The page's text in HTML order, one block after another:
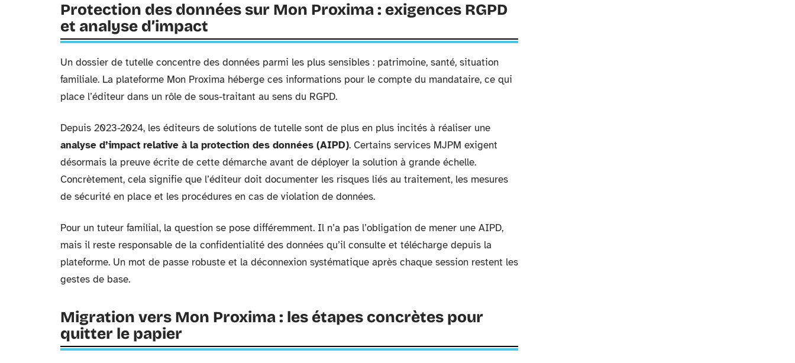
Protection des données sur Mon Proxima : exigences RGPD
et analyse d’impact
Un dossier de tutelle concentre des données parmi les plus sensibles : patrimoine, santé, situation
familiale. La plateforme Mon Proxima héberge ces informations pour le compte du mandataire, ce qui
place l’éditeur dans un rôle de sous-traitant au sens du RGPD.
Depuis 2023-2024, les éditeurs de solutions de tutelle sont de plus en plus incités à réaliser une
analyse d’impact relative à la protection des données (AIPD). Certains services MJPM exigent
désormais la preuve écrite de cette démarche avant de déployer la solution à grande échelle.
Concrètement, cela signifie que l’éditeur doit documenter les risques liés au traitement, les mesures
de sécurité en place et les procédures en cas de violation de données.
Pour un tuteur familial, la question se pose différemment. Il n’a pas l’obligation de mener une AIPD,
mais il reste responsable de la confidentialité des données qu’il consulte et télécharge depuis la
plateforme. Un mot de passe robuste et la déconnexion systématique après chaque session restent les
gestes de base.
Migration vers Mon Proxima : les étapes concrètes pour
quitter le papier